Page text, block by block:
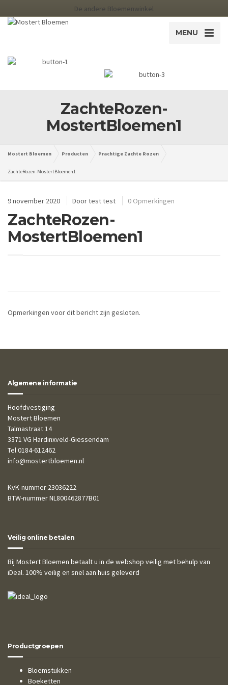
De andere Bloemenwinkel
MENU
ZachteRozen-
MostertBloemen1
Mostert Bloemen Producten Prachtige Zachte Rozen
ZachteRozen-MostertBloemen1
9 november 2020 Doortest test 0 Opmerkingen
ZachteRozen-
MostertBloemen1
Opmerkingen voor dit bericht zijn gesloten.
Algemene informatie
Hoofdvestiging
Mostert Bloemen
Talmastraat 14
3371 VG Hardinxveld-Giessendam
Tel 0184-612462
info@mostertbloemen.nl
KvK-nummer 23036222
BTW-nummer NL800462877B01
Veilig online betalen
Bij Mostert Bloemen betaalt u in de webshop veilig met behulp van
iDeal. 100% veilig en snel aan huis geleverd
Productgroepen
Bloemstukken
Boeketten